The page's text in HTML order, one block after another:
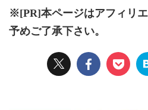
※[PR]本ページはアフィリエ
予めご了承下さい。